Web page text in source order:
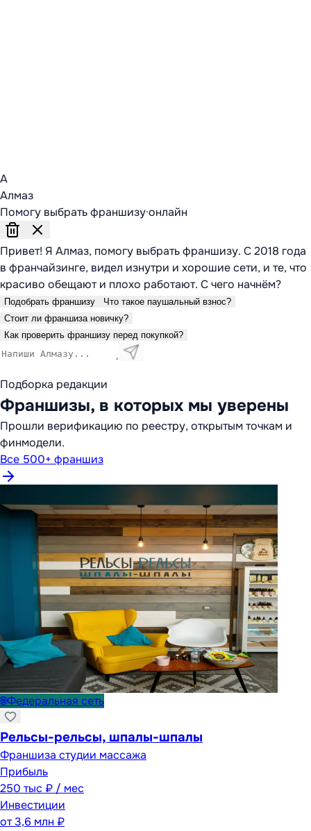
А
Алмаз
Помогу выбрать франшизу·онлайн
Привет! Я Алмаз, помогу выбрать франшизу. С 2018 года
в франчайзинге, видел изнутри и хорошие сети, и те, что
красиво обещают и плохо работают. С чего начнём?
Подобрать франшизу
Что такое паушальный взнос?
Стоит ли франшиза новичку?
Как проверить франшизу перед покупкой?
Подборка редакции
Франшизы, в которых мы уверены
Прошли верификацию по реестру, открытым точкам и
финмодели.
Все 500+ франшиз
🌐Федеральная сеть
Рельсы-рельсы, шпалы-шпалы
Франшиза студии массажа
Прибыль
250 тыс ₽ / мес
Инвестиции
от3,6 млн ₽